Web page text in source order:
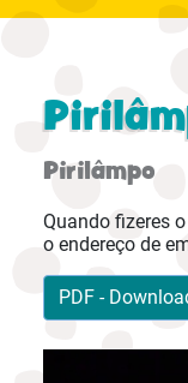
Pirilâmpo
Quando fizeres
o endereço de
PDF -